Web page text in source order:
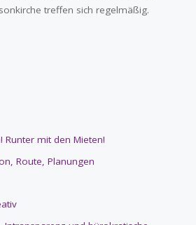
treffen sich regelmäßig.
Runter mit den Mieten!
Route, Planungen